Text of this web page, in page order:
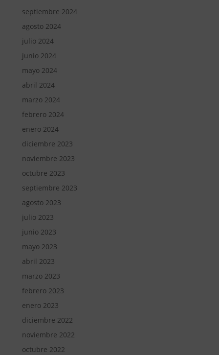
septiembre 2024
agosto 2024
julio 2024
junio 2024
mayo 2024
abril 2024
marzo 2024
febrero 2024
enero 2024
diciembre 2023
noviembre 2023
octubre 2023
septiembre 2023
agosto 2023
julio 2023
junio 2023
mayo 2023
abril 2023
marzo 2023
febrero 2023
enero 2023
diciembre 2022
noviembre 2022
octubre 2022